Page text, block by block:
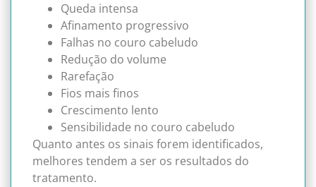
Queda intensa
Afinamento progressivo
Falhas no couro cabeludo
Redução do volume
Rarefação
Fios mais finos
Crescimento lento
Sensibilidade no couro cabeludo
Quanto antes os sinais forem identificados,
melhores tendem a ser os resultados do
tratamento.